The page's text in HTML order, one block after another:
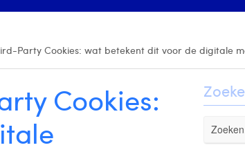
Party Cookies: wat betekent dit voor de digitale
Cookies: